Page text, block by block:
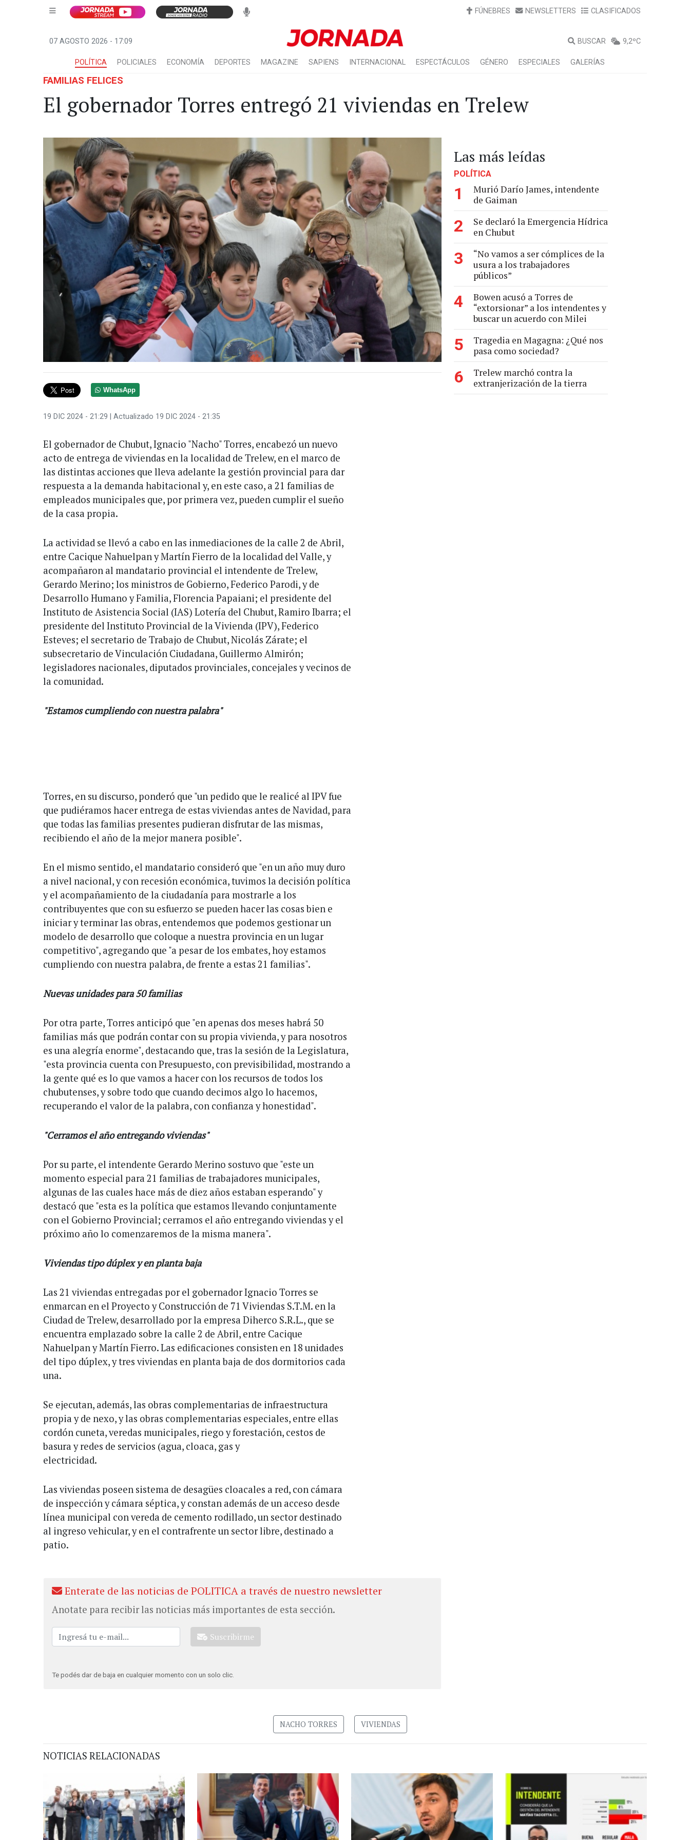
FÚNEBRES NEWSLETTERS CLASIFICADOS
07 AGOSTO 2026 - 17:09 BUSCAR 9,2ºC
POLÍTICA POLICIALES ECONOMÍA DEPORTES MAGAZINE SAPIENS INTERNACIONAL ESPECTÁCULOS GÉNERO ESPECIALES GALERÍAS
FAMILIAS FELICES
El gobernador Torres entregó 21 viviendas en Trelew
WhatsApp
19 DIC 2024 - 21:29 | Actualizado 19 DIC 2024 - 21:35
El gobernador de Chubut, Ignacio "Nacho" Torres, encabezó un nuevo
acto de entrega de viviendas en la localidad de Trelew, en el marco de
las distintas acciones que lleva adelante la gestión provincial para dar
respuesta a la demanda habitacional y, en este caso, a 21 familias de
empleados municipales que, por primera vez, pueden cumplir el sueño
de la casa propia.
La actividad se llevó a cabo en las inmediaciones de la calle 2 de Abril,
entre Cacique Nahuelpan y Martín Fierro de la localidad del Valle, y
acompañaron al mandatario provincial el intendente de Trelew,
Gerardo Merino; los ministros de Gobierno, Federico Parodi, y de
Desarrollo Humano y Familia, Florencia Papaiani; el presidente del
Instituto de Asistencia Social (IAS) Lotería del Chubut, Ramiro Ibarra; el
presidente del Instituto Provincial de la Vivienda (IPV), Federico
Esteves; el secretario de Trabajo de Chubut, Nicolás Zárate; el
subsecretario de Vinculación Ciudadana, Guillermo Almirón;
legisladores nacionales, diputados provinciales, concejales y vecinos de
la comunidad.
"Estamos cumpliendo con nuestra palabra"
Torres, en su discurso, ponderó que "un pedido que le realicé al IPV fue
que pudiéramos hacer entrega de estas viviendas antes de Navidad, para
que todas las familias presentes pudieran disfrutar de las mismas,
recibiendo el año de la mejor manera posible".
En el mismo sentido, el mandatario consideró que "en un año muy duro
a nivel nacional, y con recesión económica, tuvimos la decisión política
y el acompañamiento de la ciudadanía para mostrarle a los
contribuyentes que con su esfuerzo se pueden hacer las cosas bien e
iniciar y terminar las obras, entendemos que podemos gestionar un
modelo de desarrollo que coloque a nuestra provincia en un lugar
competitivo", agregando que "a pesar de los embates, hoy estamos
cumpliendo con nuestra palabra, de frente a estas 21 familias".
Nuevas unidades para 50 familias
Por otra parte, Torres anticipó que "en apenas dos meses habrá 50
familias más que podrán contar con su propia vivienda, y para nosotros
es una alegría enorme", destacando que, tras la sesión de la Legislatura,
"esta provincia cuenta con Presupuesto, con previsibilidad, mostrando a
la gente qué es lo que vamos a hacer con los recursos de todos los
chubutenses, y sobre todo que cuando decimos algo lo hacemos,
recuperando el valor de la palabra, con confianza y honestidad".
"Cerramos el año entregando viviendas"
Por su parte, el intendente Gerardo Merino sostuvo que "este un
momento especial para 21 familias de trabajadores municipales,
algunas de las cuales hace más de diez años estaban esperando" y
destacó que "esta es la política que estamos llevando conjuntamente
con el Gobierno Provincial; cerramos el año entregando viviendas y el
próximo año lo comenzaremos de la misma manera".
Viviendas tipo dúplex y en planta baja
Las 21 viviendas entregadas por el gobernador Ignacio Torres se
enmarcan en el Proyecto y Construcción de 71 Viviendas S.T.M. en la
Ciudad de Trelew, desarrollado por la empresa Diherco S.R.L., que se
encuentra emplazado sobre la calle 2 de Abril, entre Cacique
Nahuelpan y Martín Fierro. Las edificaciones consisten en 18 unidades
del tipo dúplex, y tres viviendas en planta baja de dos dormitorios cada
una.
Se ejecutan, además, las obras complementarias de infraestructura
propia y de nexo, y las obras complementarias especiales, entre ellas
cordón cuneta, veredas municipales, riego y forestación, cestos de
basura y redes de servicios (agua, cloaca, gas y
electricidad.
Las viviendas poseen sistema de desagües cloacales a red, con cámara
de inspección y cámara séptica, y constan además de un acceso desde
línea municipal con vereda de cemento rodillado, un sector destinado
al ingreso vehicular, y en el contrafrente un sector libre, destinado a
patio.
Enterate de las noticias de POLITICA a través de nuestro newsletter
Anotate para recibir las noticias más importantes de esta sección.
Suscribirme
Te podés dar de baja en cualquier momento con un solo clic.
Las más leídas
POLÍTICA
1
Murió Darío James, intendente
de Gaiman
2
Se declaró la Emergencia Hídrica
en Chubut
3
“No vamos a ser cómplices de la
usura a los trabajadores
públicos”
4
Bowen acusó a Torres de
“extorsionar” a los intendentes y
buscar un acuerdo con Milei
5
Tragedia en Magagna: ¿Qué nos
pasa como sociedad?
6
Trelew marchó contra la
extranjerización de la tierra
NACHO TORRES VIVIENDAS
NOTICIAS RELACIONADAS